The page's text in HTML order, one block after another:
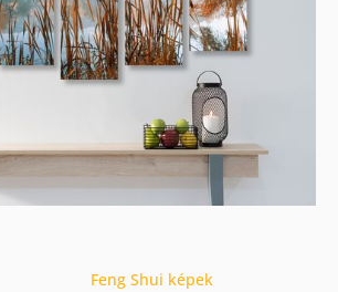
Feng Shui képek